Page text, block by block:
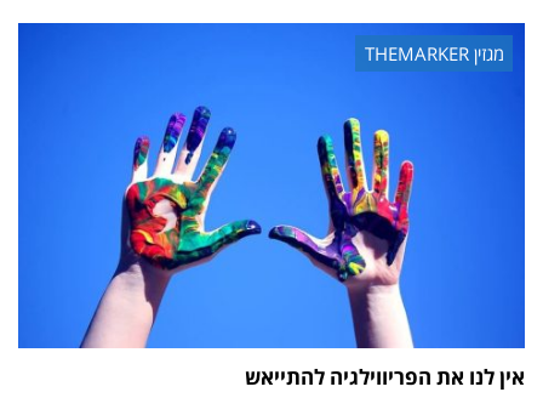
מגזין THEMARKER
אין לנו את הפריווילגיה להתייאש